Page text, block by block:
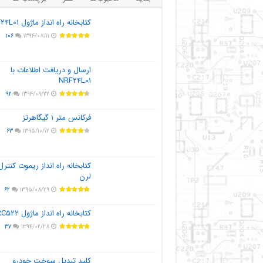
کتابخانه راه انداز ماژول NRF۲۴L۰۱
۱۳۹۴/۰۸/۱۱ ۱۰۶
ارسال و دریافت اطلاعات با
NRF۲۴L۰۱
۱۳۹۴/۰۹/۲۲ ۹۲
فرکانس متر ۱ گیگاهرتز
۱۳۹۵/۱۰/۱۲ ۶۳
کتابخانه راه انداز ریموت
لرن
۱۳۹۵/۰۸/۲۹ ۶۲
کتابخانه راه انداز ماژول MFRC۵۲۲
۱۳۹۴/۰۲/۲۸ ۳۷